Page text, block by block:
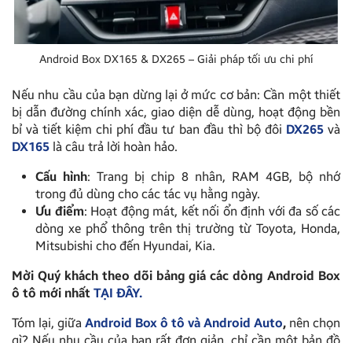
Android Box DX165 & DX265 – Giải pháp tối ưu chi phí
Nếu nhu cầu của bạn dừng lại ở mức cơ bản: Cần một thiết
bị dẫn đường chính xác, giao diện dễ dùng, hoạt động bền
bỉ và tiết kiệm chi phí đầu tư ban đầu thì bộ đôi DX265và
DX165 là câu trả lời hoàn hảo.
Cấu hình: Trang bị chip 8 nhân, RAM 4GB, bộ nhớ
trong đủ dùng cho các tác vụ hằng ngày.
Ưu điểm: Hoạt động mát, kết nối ổn định với đa số các
dòng xe phổ thông trên thị trường từ Toyota, Honda,
Mitsubishi cho đến Hyundai, Kia.
Mời Quý khách theo dõi bảng giá các dòng Android Box
ô tô mới nhất TẠI ĐÂY.
Tóm lại, giữa Android Box ô tô và Android Auto, nên chọn
gì? Nếu nhu cầu của bạn rất đơn giản, chỉ cần một bản đồ